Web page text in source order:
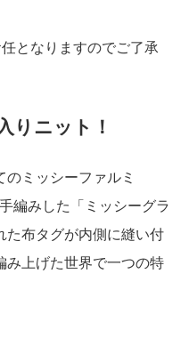
となりますのでご了承
りニット！
ミッシーファルミ
編みした「ミッシーグラ
た布タグが内側に縫い付
み上げた世界で一つの特